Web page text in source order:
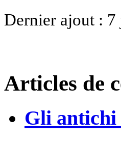
Dernier ajout : 7
Articles de
Gli